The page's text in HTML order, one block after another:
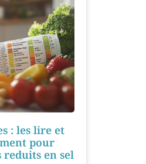
: les lire et
pour
en sel